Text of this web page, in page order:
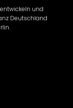
und
Deutschland